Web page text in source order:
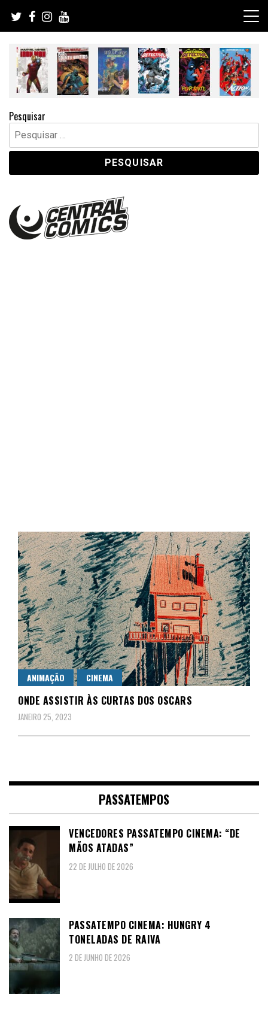
content
Pesquisar
Pesquisar
por:
Central Comics
ANIMAÇÃO CINEMA
ONDE ASSISTIR ÀS CURTAS DOS OSCARS
JANEIRO 25, 2023
PASSATEMPOS
VENCEDORES PASSATEMPO CINEMA: “DE
MÃOS ATADAS”
22 DE JULHO DE 2026
PASSATEMPO CINEMA: HUNGRY 4
TONELADAS DE RAIVA
2 DE JUNHO DE 2026